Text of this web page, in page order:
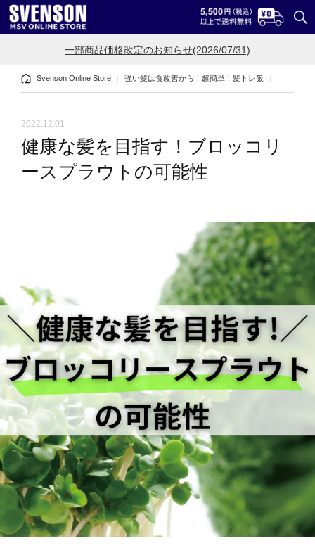
一部商品価格改定のお知らせ(2026/07/31)
Svenson Online Store 強い髪は食改善から！超簡単！髪トレ飯
2022.12.01
健康な髪を目指す！ブロッコリ
ースプラウトの可能性